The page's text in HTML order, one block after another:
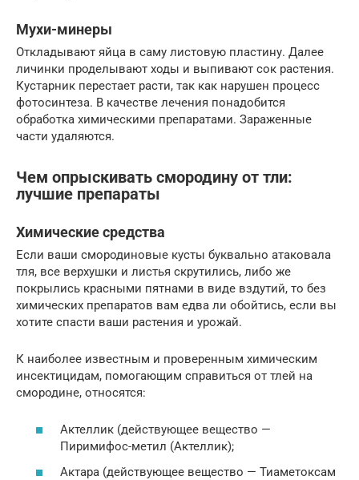
Мухи-минеры
Откладывают яйца в саму листовую пластину. Далее
личинки проделывают ходы и выпивают сок растения.
Кустарник перестает расти, так как нарушен процесс
фотосинтеза. В качестве лечения понадобится
обработка химическими препаратами. Зараженные
части удаляются.
Чем опрыскивать смородину от тли:
лучшие препараты
Химические средства
Если ваши смородиновые кусты буквально атаковала
тля, все верхушки и листья скрутились, либо же
покрылись красными пятнами в виде вздутий, то без
химических препаратов вам едва ли обойтись, если вы
хотите спасти ваши растения и урожай.
К наиболее известным и проверенным химическим
инсектицидам, помогающим справиться от тлей на
смородине, относятся:
Актеллик (действующее вещество —
Пиримифос-метил (Актеллик);
Актара (действующее вещество — Тиаметоксам